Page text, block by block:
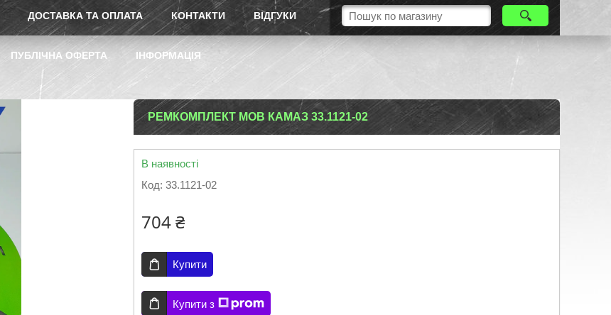
ДОСТАВКА ТА ОПЛАТА КОНТАКТИ ВІДГУКИ
ПУБЛІЧНА ОФЕРТА ІНФОРМАЦІЯ
РЕМКОМПЛЕКТ МОВ КАМАЗ 33.1121-02
В наявності
Код: 33.1121-02
704 ₴
Купити
Купити з